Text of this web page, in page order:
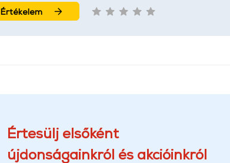
Értékelem
Értesülj elsőként
újdonságainkról és akcióinkról